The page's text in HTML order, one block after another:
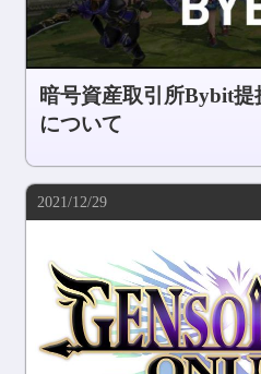
暗号資産取引所Bybit
について
2021/12/29